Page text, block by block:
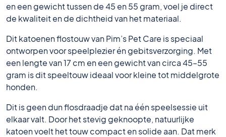
en een gewicht tussen de 45 en 55 gram, voel je direct
de kwaliteit en de dichtheid van het materiaal.
Dit katoenen flostouw van Pim’s Pet Care is speciaal
ontworpen voor speelplezier én gebitsverzorging. Met
een lengte van 17 cm en een gewicht van circa 45–55
gram is dit speeltouw ideaal voor kleine tot middelgrote
honden.
Dit is geen dun flosdraadje dat na één speelsessie uit
elkaar valt. Door het stevig geknoopte, natuurlijke
katoen voelt het touw compact en solide aan. Dat merk